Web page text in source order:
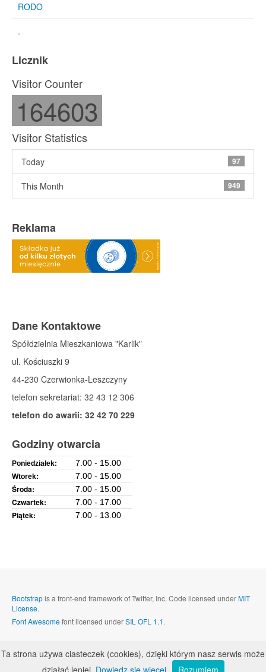
RODO
.
Licznik
Visitor Counter
164603
Visitor Statistics
Today 97
This Month 949
Reklama
Dane Kontaktowe
Spółdzielnia Mieszkaniowa "Karlik"
ul. Kościuszki 9
44-230 Czerwionka-Leszczyny
telefon sekretariat: 32 43 12 306
telefon do awarii: 32 42 70 229
Godziny otwarcia
Poniedziałek: 7.00 - 15.00
Wtorek: 7.00 - 15.00
Środa: 7.00 - 15.00
Czwartek: 7.00 - 17.00
Piątek: 7.00 - 13.00
Bootstrapis a front-end framework of Twitter, Inc. Code licensed underMIT
License.
Font Awesomefont licensed underSIL OFL 1.1.
Ta strona używa ciasteczek (cookies), dzięki którym nasz serwis może
działać lepiej. Dowiedz się więcej Rozumiem